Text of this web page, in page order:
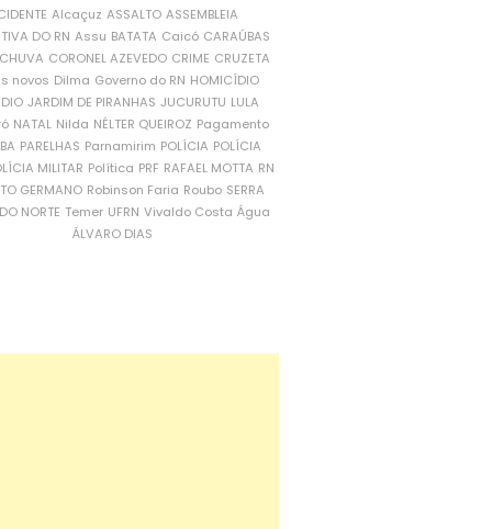
Alcaçuz ASSALTO ASSEMBLEIA
DO RN Assu BATATA Caicó CARAÚBAS
CORONEL AZEVEDO CRIME CRUZETA
novos Dilma Governo do RN HOMICÍDIO
JARDIM DE PIRANHAS JUCURUTU LULA
NATAL Nilda NÉLTER QUEIROZ Pagamento
PARELHAS Parnamirim POLÍCIA POLÍCIA
MILITAR Política PRF RAFAEL MOTTA RN
GERMANO Robinson Faria Roubo SERRA
NORTE Temer UFRN Vivaldo Costa Água
ÁLVARO DIAS